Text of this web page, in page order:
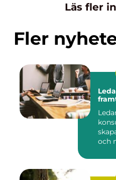
Läs fler
Fler
och